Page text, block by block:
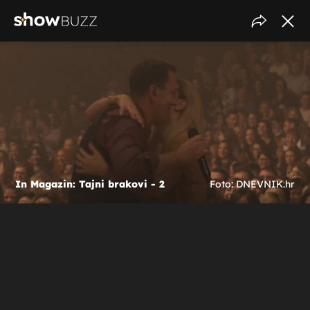
In Magazin: Tajni brakovi - 2 Foto: DNEVNIK.hr